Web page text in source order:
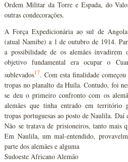
Ordem Militar da Torre e Espada, do
outras condecorações.
A Força Expedicionária ao sul de Angola
(atual Namibe) a 1 de outubro de 1914.
a possibilidade de os alemães
objetivo fundamental era ocupar o
sublevados17. Com esta finalidade
tropas no planalto da Huíla. Contudo, foi
se deu o primeiro confronto com os
alemães que tinha entrado em território
tropas portuguesas ao posto de Naulila.
Não se tratava de prisioneiros, tanto mais
Em Naulila, um mal-entendido,
parte dos alemães e alguma
Sudoeste Africano Alemão